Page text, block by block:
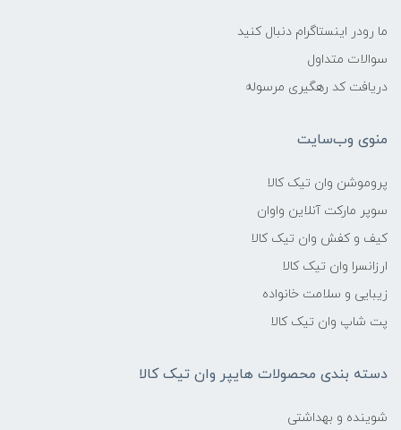
ما رودر اینستاگرام دنبال کنید
سوالات متداول
دریافت کد رهگیری مرسوله
منوی وب‌سایت
پروموشن وان تیک کالا
سوپر مارکت آنلاین واوان
کیف و کفش وان تیک کالا
ارزانسرا وان تیک کالا
زیبایی و سلامت خانواده
پت شاپ وان تیک کالا
دسته بندی محصولات هایپر وان تیک کالا
شوینده و بهداشتی